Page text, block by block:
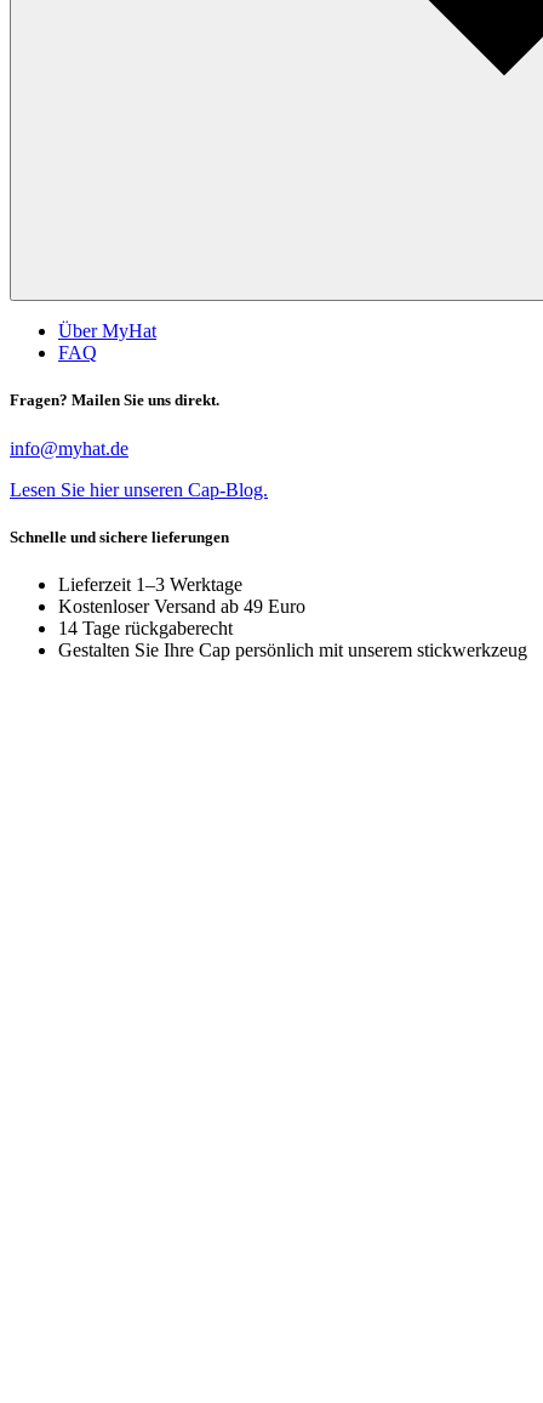
Über MyHat
FAQ
Fragen? Mailen Sie uns direkt.
info@myhat.de
Lesen Sie hier unseren Cap-Blog.
Schnelle und sichere lieferungen
Lieferzeit 1–3 Werktage
Kostenloser Versand ab 49 Euro
14 Tage rückgaberecht
Gestalten Sie Ihre Cap persönlich mit unserem stickwerkzeug